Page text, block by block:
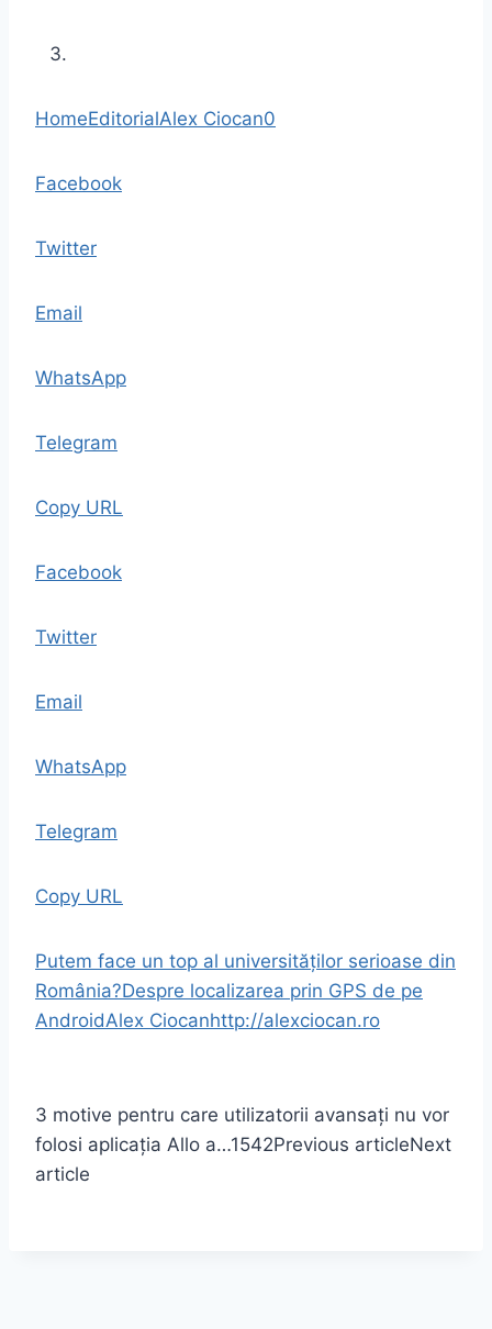
HomeEditorialAlex Ciocan0
Facebook
Twitter
Email
WhatsApp
Telegram
Copy URL
Facebook
Twitter
Email
WhatsApp
Telegram
Copy URL
Putem face un top al universităților serioase din
România?Despre localizarea prin GPS de pe
AndroidAlex Ciocanhttp://alexciocan.ro
3 motive pentru care utilizatorii avansați nu vor
folosi aplicația Allo a…1542Previous articleNext
article